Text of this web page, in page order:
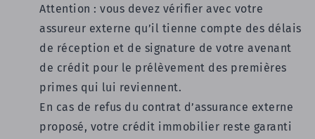
Attention : vous devez vérifier avec votre
assureur externe qu’il tienne compte des délais
de réception et de signature de votre avenant
de crédit pour le prélèvement des premières
primes qui lui reviennent.
En cas de refus du contrat d’assurance externe
proposé, votre crédit immobilier reste garanti